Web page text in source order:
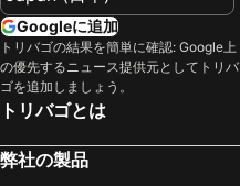
浜松, 中部/北陸地方 宿泊施設 -
高山, 中部/北陸地方 宿泊施設 -
岐阜, 中部/北陸地方 宿泊施設 -
甲府, 中部/北陸地方 宿泊施設 -
札幌, 北海道 宿泊施設 -
Googleに追加
トリバゴの結果を簡単に確認: Google上
の優先するニュース提供元としてトリバ
ゴを追加しましょう。
トリバゴとは
弊社の製品